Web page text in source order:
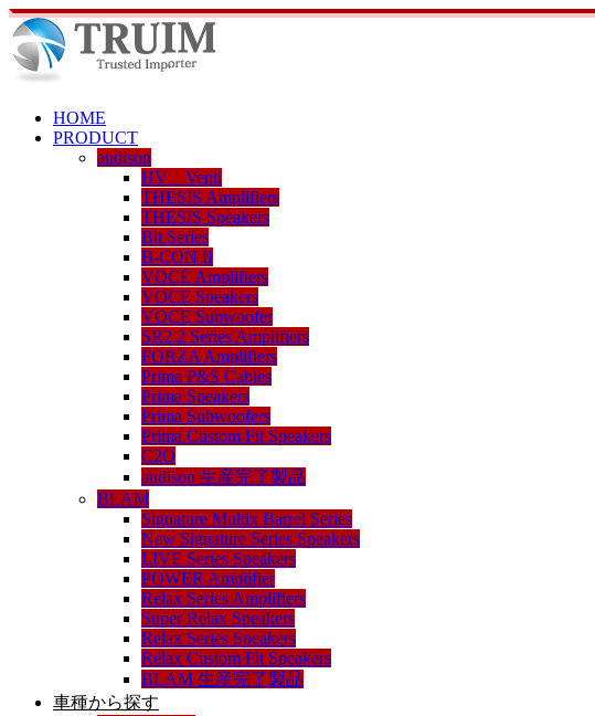
HOME
PRODUCT
audison
HV Venti
THESIS Amplifiers
THESIS Speakers
Bit Series
B-CON II
VOCE Amplifiers
VOCE Speakers
VOCE Subwoofer
SR2.2 Series Amplifiers
FORZA Amplifiers
Prima P&S Cables
Prima Speakers
Prima Subwoofers
Prima Custom Fit Speakers
C2O
audison 生産完了製品
BLAM
Signature Multix Barrel Series
New Signature Series Speakers
LIVE Series Speakers
POWER Amplifier
Relax Series Amplifiers
Super Relax Speakers
Relax Series Speakers
Relax Custom Fit Speakers
BLAM 生産完了製品
車種から探す